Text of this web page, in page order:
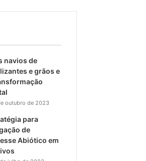
navios de
e grãos e
outubro de 2023
para
de
Abiótico em